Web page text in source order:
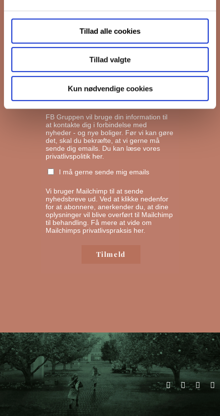
Tillad alle cookies
Tillad valgte
Kun nødvendige cookies
Interesseret i
Ejerboliger
Lejeboliger
Andelsboliger
Markedsføringstilladelse
FB Gruppen vil bruge din information til
at kontakte dig i forbindelse med
nyheder - og nye boliger. Før vi kan gøre
det, skal du bekræfte, at vi gerne må
sende dig emails. Du kan læse vores
privatlivspolitik her.
I må gerne sende mig emails
Vi bruger Mailchimp til at sende
nyhedsbreve ud. Ved at klikke nedenfor
for at abonnere, anerkender du, at dine
oplysninger vil blive overført til Mailchimp
til behandling. Få mere at vide om
Mailchimps privatlivspraksis her.